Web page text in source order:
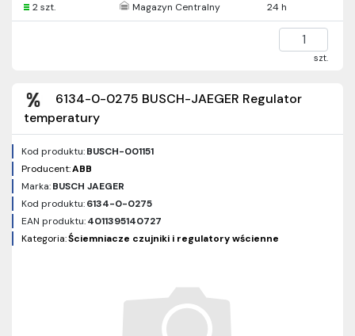
2 szt. Magazyn Centralny 24 h
szt.
6134-0-0275 BUSCH-JAEGER Regulator
temperatury
Kod produktu:BUSCH-001151
Producent:ABB
Marka:BUSCH JAEGER
Kod produktu:6134-0-0275
EAN produktu:4011395140727
Kategoria:Ściemniacze czujniki i regulatory wścienne